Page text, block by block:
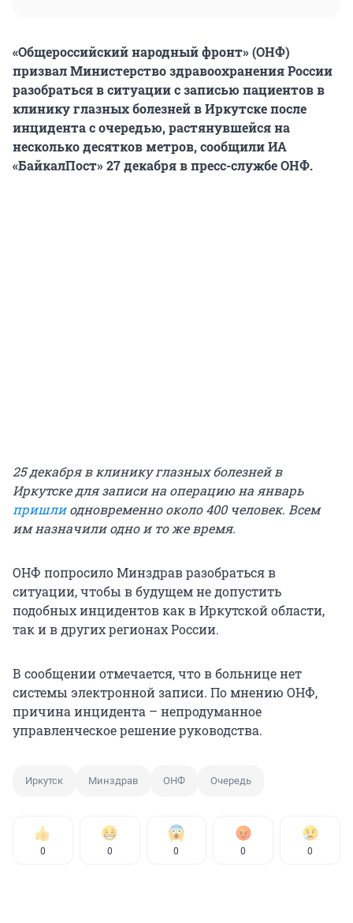
«Общероссийский народный фронт» (ОНФ)
призвал Министерство здравоохранения России
разобраться в ситуации с записью пациентов в
клинику глазных болезней в Иркутске после
инцидента с очередью, растянувшейся на
несколько десятков метров, сообщили ИА
«БайкалПост» 27 декабря в пресс-службе ОНФ.
25 декабря в клинику глазных болезней в
Иркутске для записи на операцию на январь
пришлиодновременно около 400 человек. Всем
им назначили одно и то же время.
ОНФ попросило Минздрав разобраться в
ситуации, чтобы в будущем не допустить
подобных инцидентов как в Иркутской области,
так и в других регионах России.
В сообщении отмечается, что в больнице нет
системы электронной записи. По мнению ОНФ,
причина инцидента – непродуманное
управленческое решение руководства.
Иркутск Минздрав ОНФ Очередь
0 0 0 0 0